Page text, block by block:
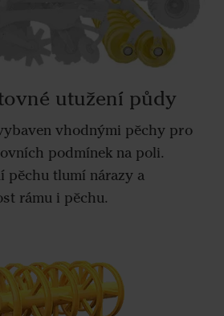
utužení půdy
vhodnými pěchy pro
podmínek na poli.
pěchu tlumí nárazy a
rámu i pěchu.